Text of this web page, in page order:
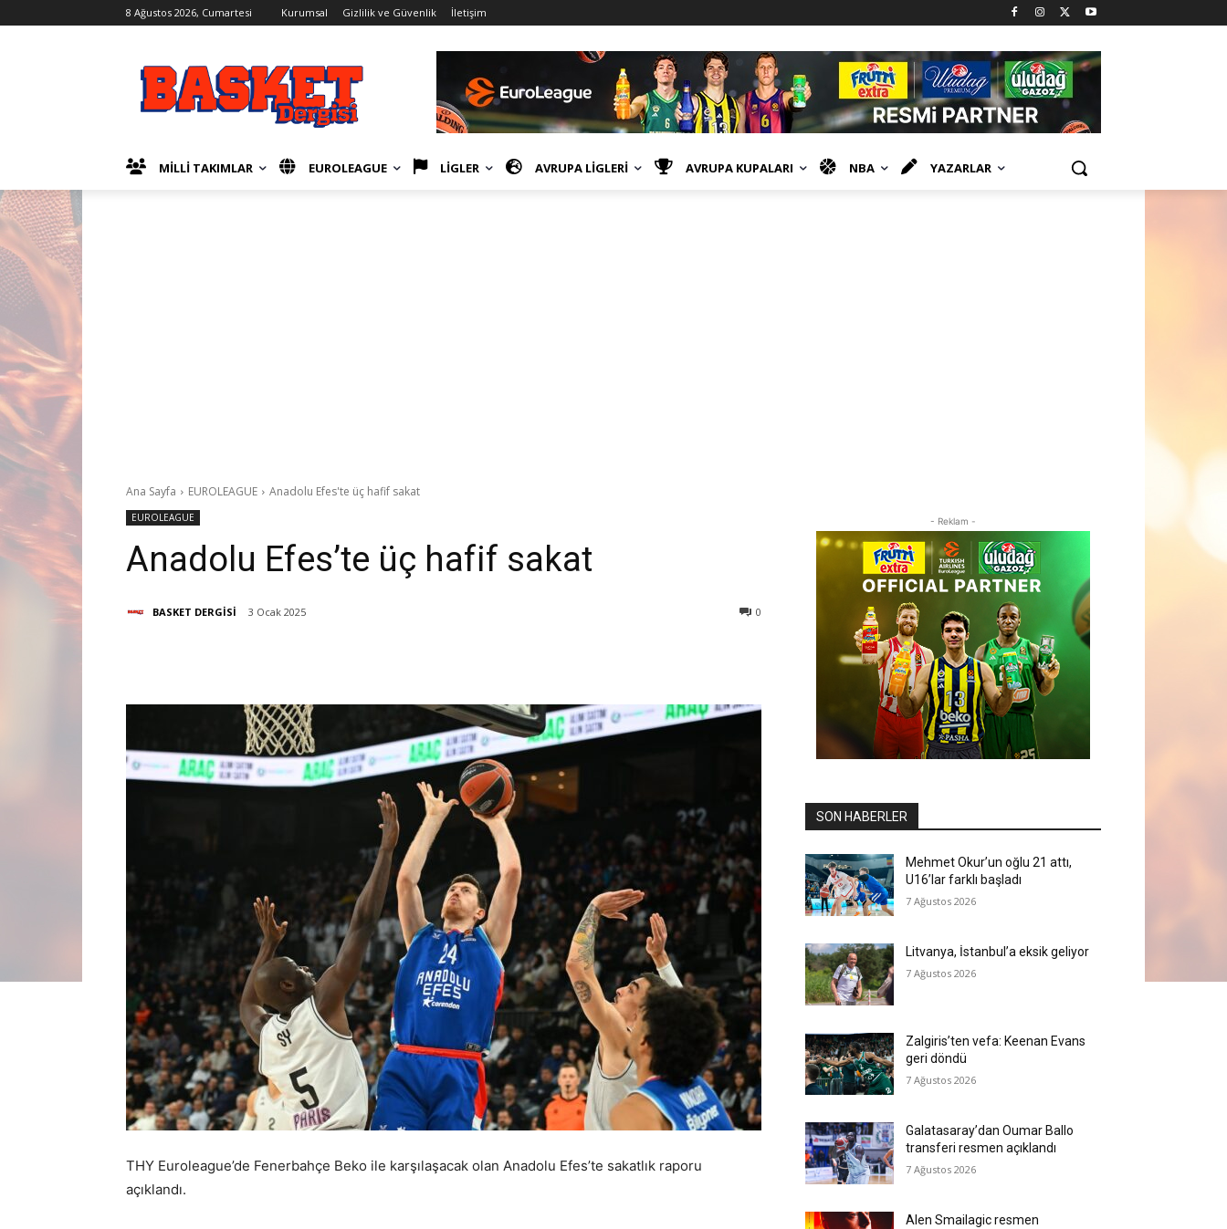
8 Ağustos 2026, Cumartesi Kurumsal Gizlilik ve Güvenlik İletişim
MİLLİ TAKIMLAR EUROLEAGUE LİGLER AVRUPA LİGLERİ AVRUPA KUPALARI NBA YAZARLAR
Ana Sayfa EUROLEAGUE Anadolu Efes'te üç hafif sakat
EUROLEAGUE
Anadolu Efes’te üç hafif sakat
BASKET DERGİSİ 3 Ocak 2025 0
THY Euroleague’de Fenerbahçe Beko ile karşılaşacak olan Anadolu Efes’te sakatlık raporu
açıklandı.
- Reklam -
SON HABERLER
Mehmet Okur’un oğlu 21 attı,
U16’lar farklı başladı
7 Ağustos 2026
Litvanya, İstanbul’a eksik geliyor
7 Ağustos 2026
Zalgiris’ten vefa: Keenan Evans
geri döndü
7 Ağustos 2026
Galatasaray’dan Oumar Ballo
transferi resmen açıklandı
7 Ağustos 2026
Alen Smailagic resmen